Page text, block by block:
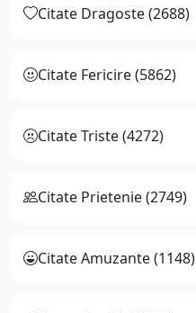
Citate Dragoste (2688)
Citate Fericire (5862)
Citate Triste (4272)
Citate Prietenie (2749)
Citate Amuzante (1148)